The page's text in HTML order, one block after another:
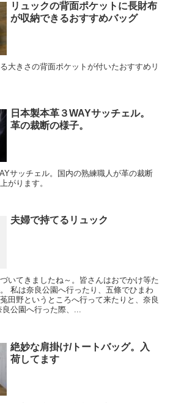
リュックの背面ポケットに長財布
が収納できるおすすめバッグ
大きさの背面ポケットが付いたおすすめリ
日本製本革３WAYサッチェル。
革の裁断の様子。
サッチェル。国内の熟練職人が革の裁断
がります。
夫婦で持てるリュック
いてきましたね～。皆さんはおでかけ等た
私は奈良公園へ行ったり、五條でひまわ
田野というところへ行って来たりと、奈良
公園へ行った際、...
絶妙な肩掛け/トートバッグ。入
荷してます